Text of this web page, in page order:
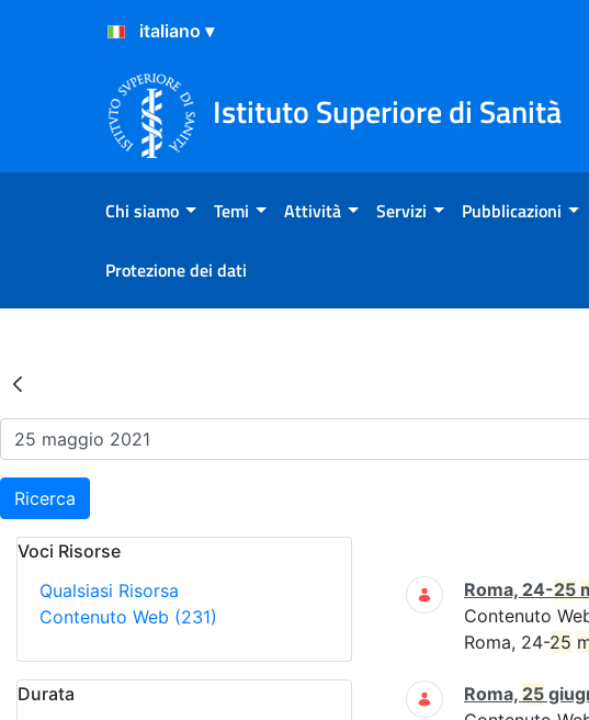
Salta al Contenuto
Salta al Footer
Istituto Superiore di Sanità
Chi siamo Temi Attività Servizi Pubblicazioni
Protezione dei dati
Risultati della Ricerca - Eventi
Ricerca
Voci Risorse
Qualsiasi Risorsa
Contenuto Web (231)
Durata
Ricerca
Roma, 24-25
Contenuto
Roma, 24-25
Roma, 25